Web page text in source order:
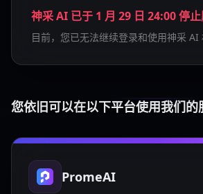
神采 AI 已于 1 月 29 日 24:00 停
目前，您已无法继续登录和使用神采 AI
您依旧可以在以下平台使用我们的
PromeAI